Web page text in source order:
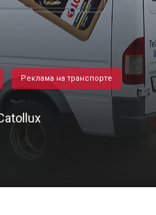
Реклама на транспорте